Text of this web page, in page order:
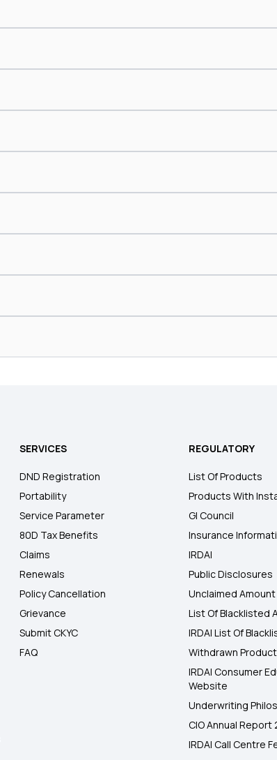
SERVICES
DND Registration
Portability
Service Parameter
80D Tax Benefits
Claims
Renewals
Policy Cancellation
Grievance
Submit CKYC
FAQ
REGULATORY
List Of Products
Products With
GI Council
Insurance
IRDAI
Public Disclosures
Unclaimed Amount
List Of Blacklisted
IRDAI List Of
Withdrawn
IRDAI Consumer
Website
Underwriting
CIO Annual
IRDAI Call Centre